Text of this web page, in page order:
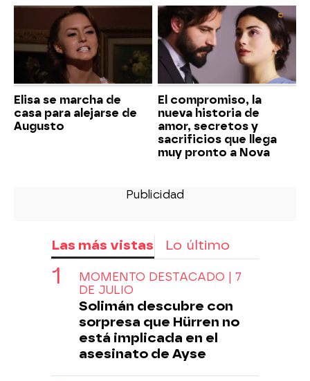
Elisa se marcha de
casa para alejarse de
Augusto
El compromiso, la
nueva historia de
amor, secretos y
sacrificios que llega
muy pronto a Nova
Las más vistas Lo último
MOMENTO DESTACADO | 7
DE JULIO
Solimán descubre con
sorpresa que Hürren no
está implicada en el
asesinato de Ayse